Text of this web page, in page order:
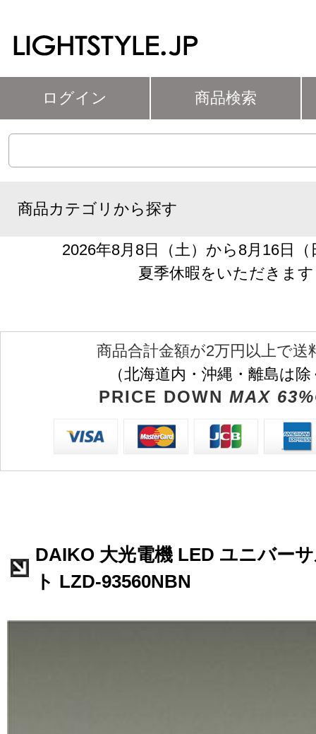
ログイン 商品検索
商品カテゴリから探す
2026年8月8日（土）から8月16日
夏季休暇をいただきます
商品合計金額が2万円以上で送
（北海道内・沖縄・離島は
PRICE DOWN MAX
DAIKO 大光電機 LED ユニバー
ト LZD-93560NBN